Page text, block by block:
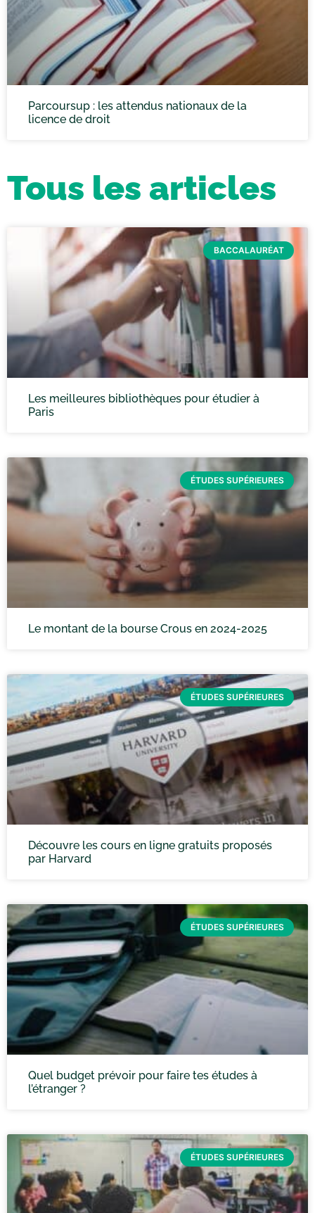
Parcoursup : les attendus nationaux de la
licence de droit
Tous les articles
BACCALAURÉAT
Les meilleures bibliothèques pour étudier à
Paris
ÉTUDES SUPÉRIEURES
Le montant de la bourse Crous en 2024-2025
ÉTUDES SUPÉRIEURES
Découvre les cours en ligne gratuits proposés
par Harvard
ÉTUDES SUPÉRIEURES
Quel budget prévoir pour faire tes études à
l’étranger ?
ÉTUDES SUPÉRIEURES